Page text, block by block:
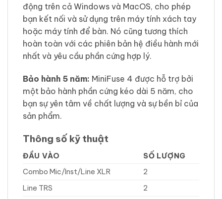
động trên cả Windows và MacOS, cho phép
bạn kết nối và sử dụng trên máy tính xách tay
hoặc máy tính để bàn. Nó cũng tương thích
hoàn toàn với các phiên bản hệ điều hành mới
nhất và yêu cầu phần cứng hợp lý.
Bảo hành 5 năm: MiniFuse 4 được hỗ trợ bởi
một bảo hành phần cứng kéo dài 5 năm, cho
bạn sự yên tâm về chất lượng và sự bền bỉ của
sản phẩm.
Thông số kỹ thuật
ĐẦU VÀO
SỐ LƯỢNG
Combo Mic/Inst/Line XLR
2
Line TRS
2